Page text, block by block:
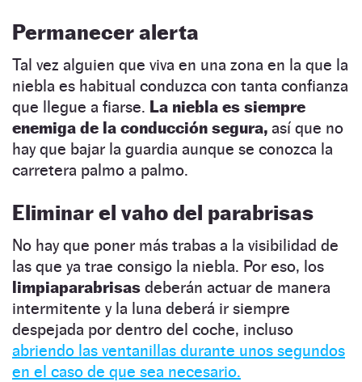
Permanecer alerta
Tal vez alguien que viva en una zona en la que la
niebla es habitual conduzca con tanta confianza
que llegue a fiarse. La niebla es siempre
enemiga de la conducción segura, así que no
hay que bajar la guardia aunque se conozca la
carretera palmo a palmo.
Eliminar el vaho del parabrisas
No hay que poner más trabas a la visibilidad de
las que ya trae consigo la niebla. Por eso, los
limpiaparabrisas deberán actuar de manera
intermitente y la luna deberá ir siempre
despejada por dentro del coche, incluso
abriendo las ventanillas durante unos segundos
en el caso de que sea necesario.